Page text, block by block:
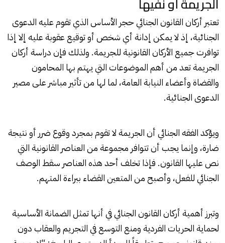
تعتبر أركان القانون الجنائي حجر الأساس الذي تقوم عليه الدعوى
الجنائية، إذ لا يمكن إدانة أي شخص أو توقيع عقوبة عليه إلا إذا
توافرت جميع الأركان القانونية للجريمة. ولذلك فإن دراسة أركان
الجريمة تعد من أهم الموضوعات التي يهتم بها المحامون
والقضاة وأعضاء النيابة العامة، لما لها من تأثير مباشر على مصير
الدعوى الجنائية.
ويؤكد الفقه الجنائي أن الجريمة لا تقوم بمجرد وقوع ضرر أو نتيجة
ضارة، وإنما يجب أن تتوافر مجموعة من العناصر القانونية التي
نص عليها القانون. فإذا تخلف أحد هذه العناصر سقط الوصف
الجنائي للفعل، وأصبح من المتعين القضاء ببراءة المتهم.
وتبرز أهمية أركان القانون الجنائي في أنها تمثل الضمانة الأساسية
لحماية الحريات الفردية ومنع التوسع في التجريم والعقاب دون